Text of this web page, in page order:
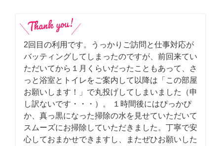
2回目の利用です。うっかりご訪問と仕事対応が
バッティングしてしまったのですが、前回来てい
ただいてから１月くらいだったこともあって、さ
っと浴室とトイレをご案内して以降は「この部屋
お願いします！」で丸投げしてしまいました（申
し訳ないです・・・）。 １時間後にはぴっかぴ
か、真っ黒になった掃除の水を見せていただいて
スムーズにお掃除していただきました。丁寧で安
心しておまかせできますし、またぜひお願いした